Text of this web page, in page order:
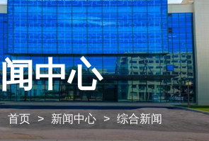
中心
首页 > 新闻中心 > 综合新闻